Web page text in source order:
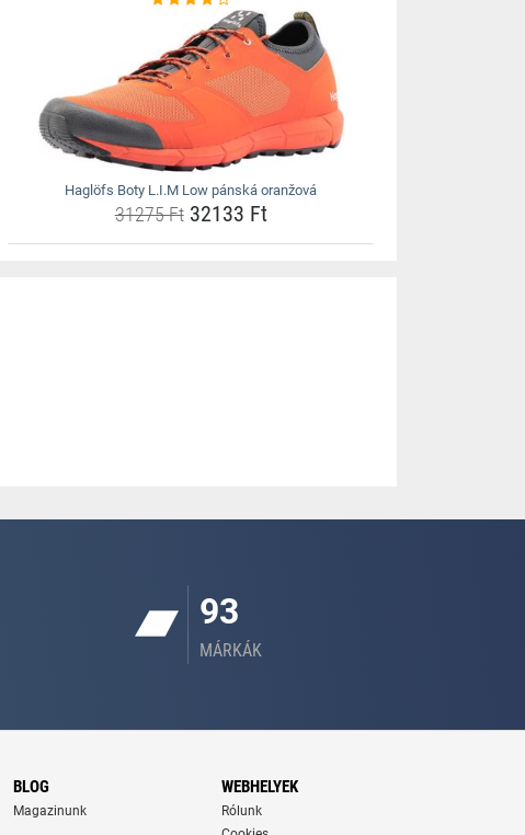
Haglöfs Boty L.I.M Low pánská oranžová
31275 Ft32133 Ft
93
MÁRKÁK
BLOG
Magazinunk
WEBHELYEK
Rólunk